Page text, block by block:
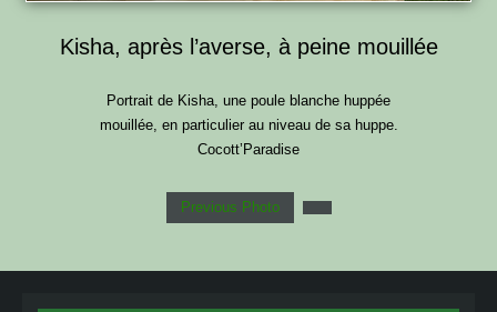
Kisha, après l’averse, à peine mouillée
Portrait de Kisha, une poule blanche huppée
mouillée, en particulier au niveau de sa huppe.
Cocott’Paradise
Previous Photo